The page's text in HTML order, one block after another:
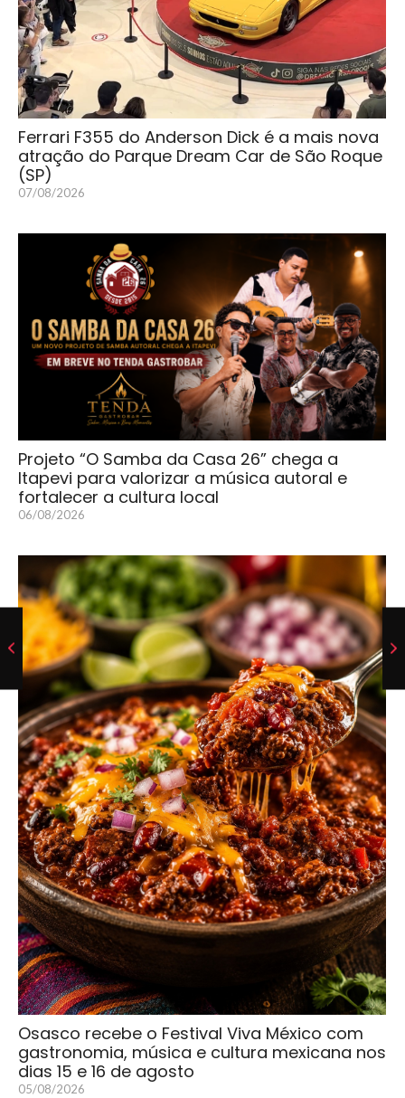
Ferrari F355 do Anderson Dick é a mais nova
atração do Parque Dream Car de São Roque
(SP)
07/08/2026
Projeto “O Samba da Casa 26” chega a
Itapevi para valorizar a música autoral e
fortalecer a cultura local
06/08/2026
Osasco recebe o Festival Viva México com
gastronomia, música e cultura mexicana nos
dias 15 e 16 de agosto
05/08/2026